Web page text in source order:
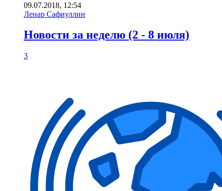
09.07.2018, 12:54
Ленар Сафиуллин
Новости за неделю (2 - 8 июля)
3